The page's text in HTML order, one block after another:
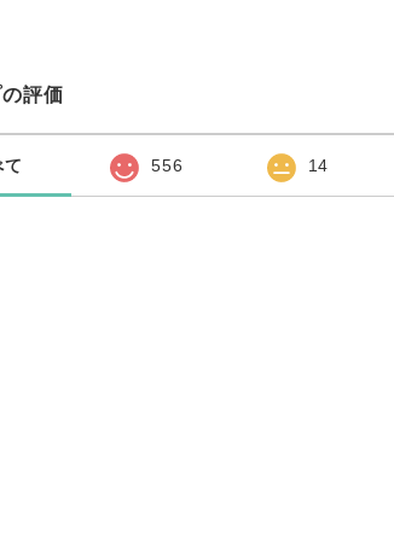
評価
て 556 14